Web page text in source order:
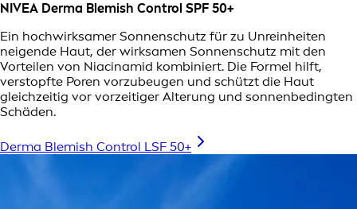
NIVEA Derma Blemish Control SPF 50+
Ein hochwirksamer Sonnenschutz für zu Unreinheiten
neigende Haut, der wirksamen Sonnenschutz mit den
Vorteilen von Niacinamid kombiniert. Die Formel hilft,
verstopfte Poren vorzubeugen und schützt die Haut
gleichzeitig vor vorzeitiger Alterung und sonnenbedingten
Schäden.
Derma Blemish Control LSF 50+